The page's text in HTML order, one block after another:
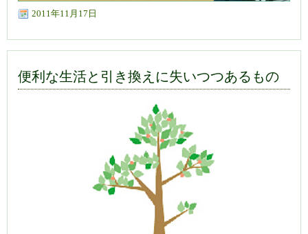
2011年11月17日
便利な生活と引き換えに失いつつあるもの